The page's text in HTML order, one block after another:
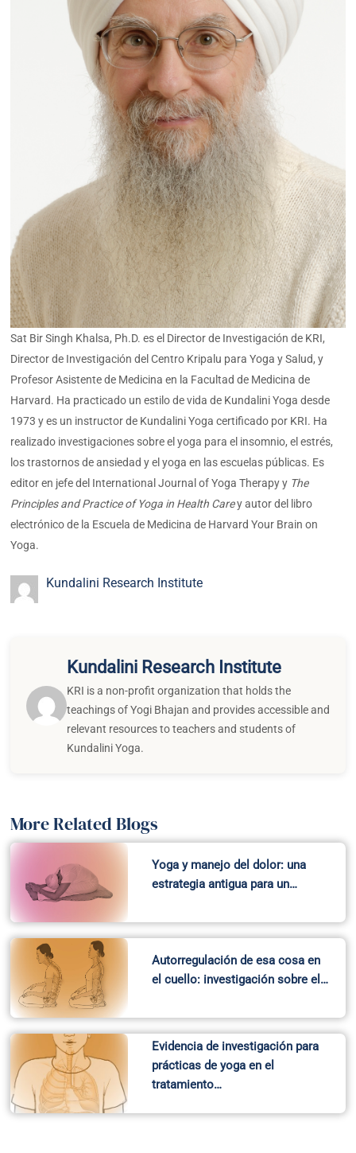
Sat Bir Singh Khalsa, Ph.D. es el Director de Investigación de KRI,
Director de Investigación del Centro Kripalu para Yoga y Salud, y
Profesor Asistente de Medicina en la Facultad de Medicina de
Harvard. Ha practicado un estilo de vida de Kundalini Yoga desde
1973 y es un instructor de Kundalini Yoga certificado por KRI. Ha
realizado investigaciones sobre el yoga para el insomnio, el estrés,
los trastornos de ansiedad y el yoga en las escuelas públicas. Es
editor en jefe del International Journal of Yoga Therapy y The
Principles and Practice of Yoga in Health Carey autor del libro
electrónico de la Escuela de Medicina de Harvard Your Brain on
Yoga.
Kundalini Research Institute
Kundalini Research Institute
KRI is a non-profit organization that holds the
teachings of Yogi Bhajan and provides accessible and
relevant resources to teachers and students of
Kundalini Yoga.
More Related Blogs
Yoga y manejo del dolor: una
estrategia antigua para un…
Autorregulación de esa cosa en
el cuello: investigación sobre el…
Evidencia de investigación para
prácticas de yoga en el
tratamiento…